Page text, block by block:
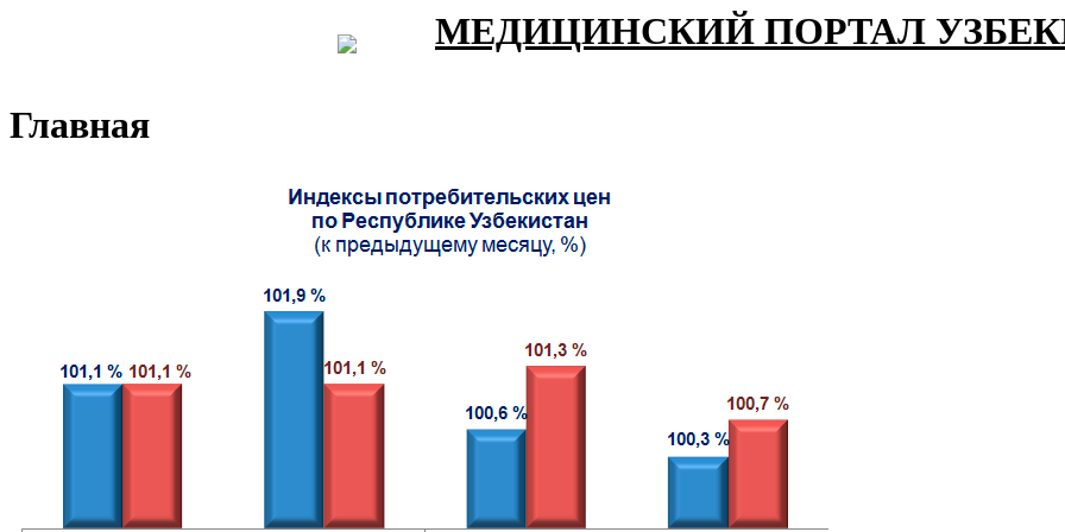
МЕДИЦИНСКИЙ ПОРТАЛ
Главная